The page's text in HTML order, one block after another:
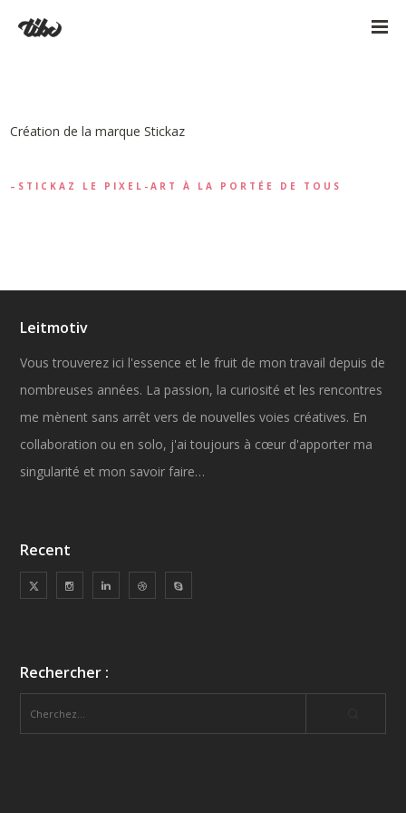
Création de la marque Stickaz
STICKAZ LE PIXEL-ART À LA PORTÉE DE TOUS
Leitmotiv
Vous trouverez ici l'essence et le fruit de mon travail depuis de
nombreuses années. La passion, la curiosité et les rencontres
me mènent sans arrêt vers de nouvelles voies créatives. En
collaboration ou en solo, j'ai toujours à cœur d'apporter ma
singularité et mon savoir faire…
Recent
Rechercher :